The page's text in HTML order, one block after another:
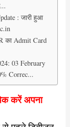
: जारी हुआ
का Admit Card
03 February
Correc...
करें अपना